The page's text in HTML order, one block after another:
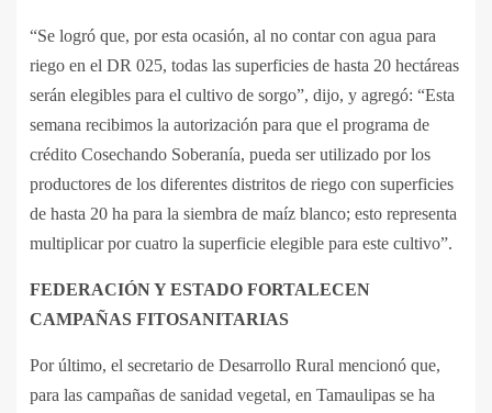
“Se logró que, por esta ocasión, al no contar con agua para
riego en el DR 025, todas las superficies de hasta 20 hectáreas
serán elegibles para el cultivo de sorgo”, dijo, y agregó: “Esta
semana recibimos la autorización para que el programa de
crédito Cosechando Soberanía, pueda ser utilizado por los
productores de los diferentes distritos de riego con superficies
de hasta 20 ha para la siembra de maíz blanco; esto representa
multiplicar por cuatro la superficie elegible para este cultivo”.
FEDERACIÓN Y ESTADO FORTALECEN
CAMPAÑAS FITOSANITARIAS
Por último, el secretario de Desarrollo Rural mencionó que,
para las campañas de sanidad vegetal, en Tamaulipas se ha